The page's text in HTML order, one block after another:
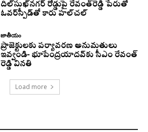
దిల్‌సుఖ్‌నగర్‌ రోడ్డుపై రేవంత్‌రెడ్డి పేరుతో
ఓవర్‌స్పీడ్‌తో కారు హల్‌చల్‌
జాతీయం
ప్రాజెక్టులకు పర్యావరణ అనుమతులు
ఇవ్వండి- భూపేంద్రయాదవ్‌కు సీఎం రేవంత్‌
రెడ్డి వినతి
Load more